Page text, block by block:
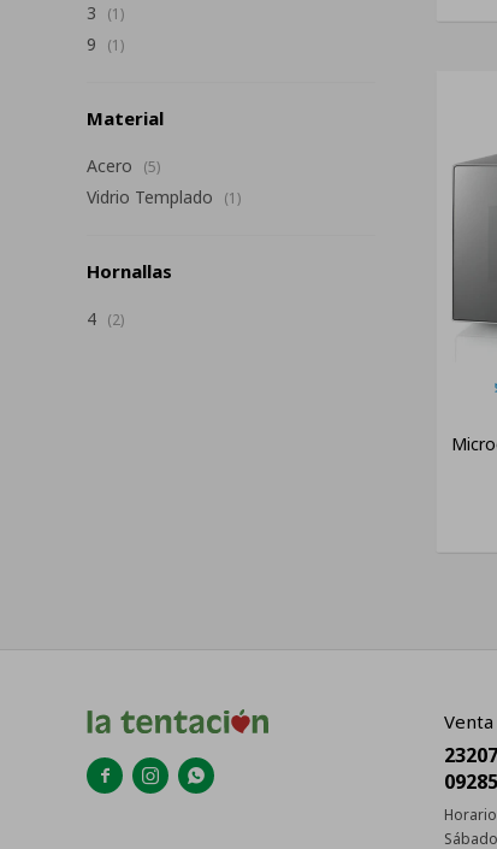
3 (1)
9 (1)
Material
Acero (5)
Vidrio Templado (1)
Hornallas
4 (2)
  